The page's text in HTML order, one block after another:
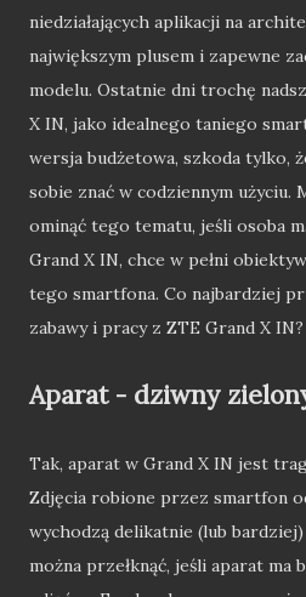
niedziałających aplikacji na
największym plusem i zapewne
modelu. Ostatnie dni trochę
X IN, jako idealnego taniego
wersja budżetowa, szkoda tylko,
sobie znać w codziennym użyciu.
ominąć tego tematu, jeśli osoba
Grand X IN, chce w pełni
tego smartfona. Co najbardziej
zabawy i pracy z ZTE Grand X
Aparat - dziwny
Tak, aparat w Grand X IN jest
Zdjęcia robione przez smartfon
wychodzą delikatnie (lub
można przełknąć, jeśli aparat ma